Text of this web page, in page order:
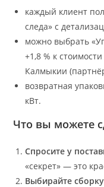
каждый клиент
следа» с
можно выбрать
+1,8 % к
Калмыкии
возвратная
кВт.
Что вы можете
Спросите у
«секрет» — это
Выбирайте